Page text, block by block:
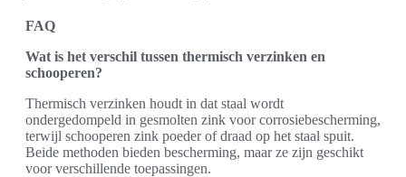
FAQ
Wat is het verschil tussen thermisch verzinken en
schooperen?
Thermisch verzinken houdt in dat staal wordt
ondergedompeld in gesmolten zink voor corrosiebescherming,
terwijl schooperen zink poeder of draad op het staal spuit.
Beide methoden bieden bescherming, maar ze zijn geschikt
voor verschillende toepassingen.